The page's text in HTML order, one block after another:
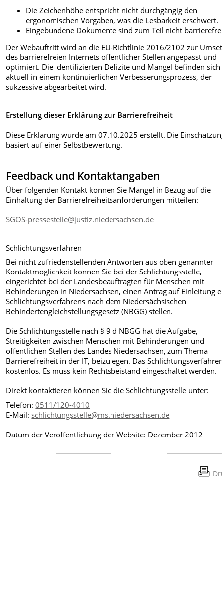
Die Zeichenhöhe entspricht nicht durchgängig den
ergonomischen Vorgaben, was die Lesbarkeit erschwert.
Eingebundene Dokumente sind zum Teil nicht
Der Webauftritt wird an die EU-Richtlinie 2016/2102 zur
des barrierefreien Internets öffentlicher Stellen angepasst und
optimiert. Die identifizierten Defizite und Mängel befinden sich
aktuell in einem kontinuierlichen Verbesserungsprozess, der
sukzessive abgearbeitet wird.
Erstellung dieser Erklärung zur Barrierefreiheit
Diese Erklärung wurde am 07.10.2025 erstellt. Die
basiert auf einer Selbstbewertung.
Feedback und Kontaktangaben
Über folgenden Kontakt können Sie Mängel in Bezug auf die
Einhaltung der Barrierefreiheitsanforderungen mitteilen:
SGOS-pressestelle@justiz.niedersachsen.de
Schlichtungsverfahren
Bei nicht zufriedenstellenden Antworten aus oben genannter
Kontaktmöglichkeit können Sie bei der Schlichtungsstelle,
eingerichtet bei der Landesbeauftragten für Menschen mit
Behinderungen in Niedersachsen, einen Antrag auf Einleitung
Schlichtungsverfahrens nach dem Niedersächsischen
Behindertengleichstellungsgesetz (NBGG) stellen.
Die Schlichtungsstelle nach § 9 d NBGG hat die Aufgabe,
Streitigkeiten zwischen Menschen mit Behinderungen und
öffentlichen Stellen des Landes Niedersachsen, zum Thema
Barrierefreiheit in der IT, beizulegen. Das
kostenlos. Es muss kein Rechtsbeistand eingeschaltet werden.
Direkt kontaktieren können Sie die Schlichtungsstelle unter:
Telefon:0511/120-4010
E-Mail: schlichtungsstelle@ms.niedersachsen.de
Datum der Veröffentlichung der Website: Dezember 2012